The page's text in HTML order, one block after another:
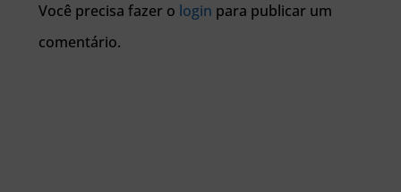
Você precisa fazer o login para publicar um
comentário.